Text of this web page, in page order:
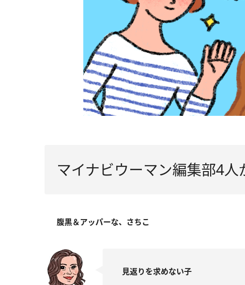
マイナビウーマン編集部4人
腹黒＆アッパーな、さちこ
見返りを求めない子